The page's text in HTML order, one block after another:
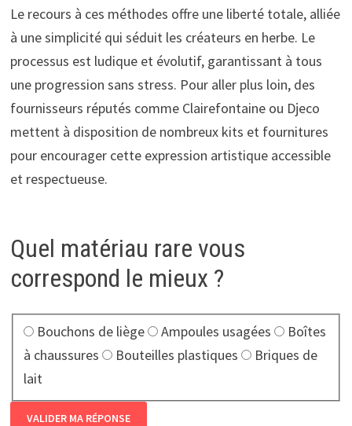
Le recours à ces méthodes offre une liberté totale, alliée
à une simplicité qui séduit les créateurs en herbe. Le
processus est ludique et évolutif, garantissant à tous
une progression sans stress. Pour aller plus loin, des
fournisseurs réputés comme Clairefontaine ou Djeco
mettent à disposition de nombreux kits et fournitures
pour encourager cette expression artistique accessible
et respectueuse.
Quel matériau rare vous
correspond le mieux ?
Choisissez un matériau :
Bouchons de liège Ampoules usagées
Boîtes
à chaussures
Bouteilles plastiques
Briques de
lait
VALIDER MA RÉPONSE